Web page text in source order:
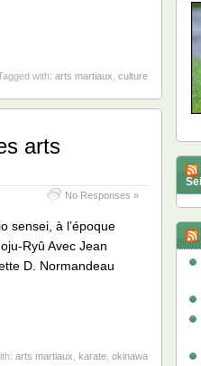
with: arts martiaux culture
arts
No Responses »
sensei, à l’époque
Ryû Avec Jean
D. Normandeau
arts martiaux karate, okinawa